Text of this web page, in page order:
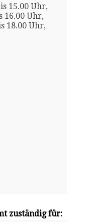
15.00 Uhr,
16.00 Uhr,
18.00 Uhr,
zuständig für: